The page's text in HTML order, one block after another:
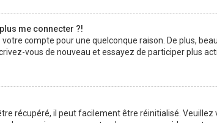
me connecter ?!
votre compte pour une quelconque raison. De plus,
vous de nouveau et essayez de participer plus
récupéré, il peut facilement être réinitialisé.